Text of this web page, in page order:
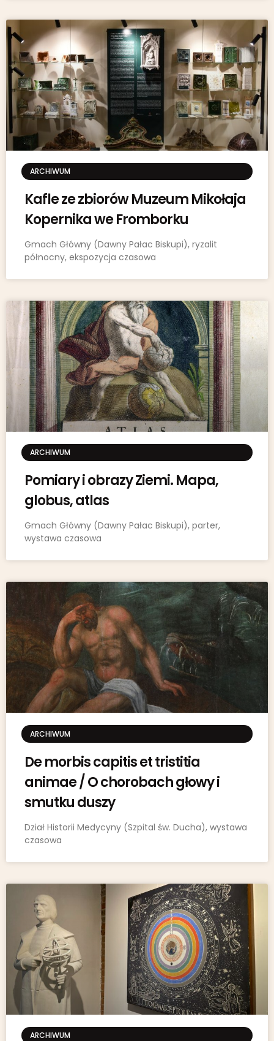
ARCHIWUM
Kafle ze zbiorów Muzeum Mikołaja
Kopernika we Fromborku
Gmach Główny (Dawny Pałac Biskupi), ryzalit
północny, ekspozycja czasowa
ARCHIWUM
Pomiary i obrazy Ziemi. Mapa,
globus, atlas
Gmach Główny (Dawny Pałac Biskupi), parter,
wystawa czasowa
ARCHIWUM
De morbis capitis et tristitia
animae / O chorobach głowy i
smutku duszy
Dział Historii Medycyny (Szpital św. Ducha), wystawa
czasowa
ARCHIWUM